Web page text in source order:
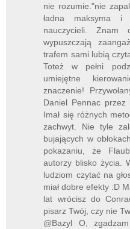
nie rozumie."nie
ładna maksyma i
nauczycieli. Znam
wypuszczają
trafem sami lubią
Toteż w pełni
umiejętne
znaczenie!
Daniel Pennac przez
Imał się różnych
zachwyt. Nie tyle
bujających w
pokazaniu, że
autorzy blisko życia.
ludziom czytać na
miał dobre efekty :D
lat wrócisz do
pisarz Twój, czy nie
@Bazyl O,